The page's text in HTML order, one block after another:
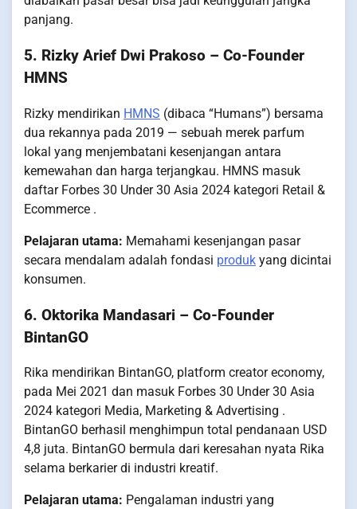
panjang.
5. Rizky Arief Dwi Prakoso – Co-Founder
HMNS
Rizky mendirikan HMNS (dibaca “Humans”) bersama
dua rekannya pada 2019 — sebuah merek parfum
lokal yang menjembatani kesenjangan antara
kemewahan dan harga terjangkau. HMNS masuk
daftar Forbes 30 Under 30 Asia 2024 kategori Retail &
Ecommerce .
Pelajaran utama: Memahami kesenjangan pasar
secara mendalam adalah fondasi produk yang dicintai
konsumen.
6. Oktorika Mandasari – Co-Founder
BintanGO
Rika mendirikan BintanGO, platform creator economy,
pada Mei 2021 dan masuk Forbes 30 Under 30 Asia
2024 kategori Media, Marketing & Advertising .
BintanGO berhasil menghimpun total pendanaan USD
4,8 juta. BintanGO bermula dari keresahan nyata Rika
selama berkarier di industri kreatif.
Pelajaran utama: Pengalaman industri yang